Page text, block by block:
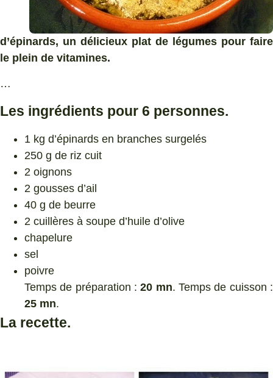
d’épinards, un délicieux plat de légumes pour faire
le plein de vitamines.
…
Les ingrédients pour 6 personnes.
1 kg d’épinards en branches surgelés
250 g de riz cuit
2 oignons
2 gousses d’ail
40 g de beurre
2 cuillères à soupe d’huile d’olive
chapelure
sel
poivre
Temps de préparation :20 mn. Temps de cuisson :
25 mn.
La recette.